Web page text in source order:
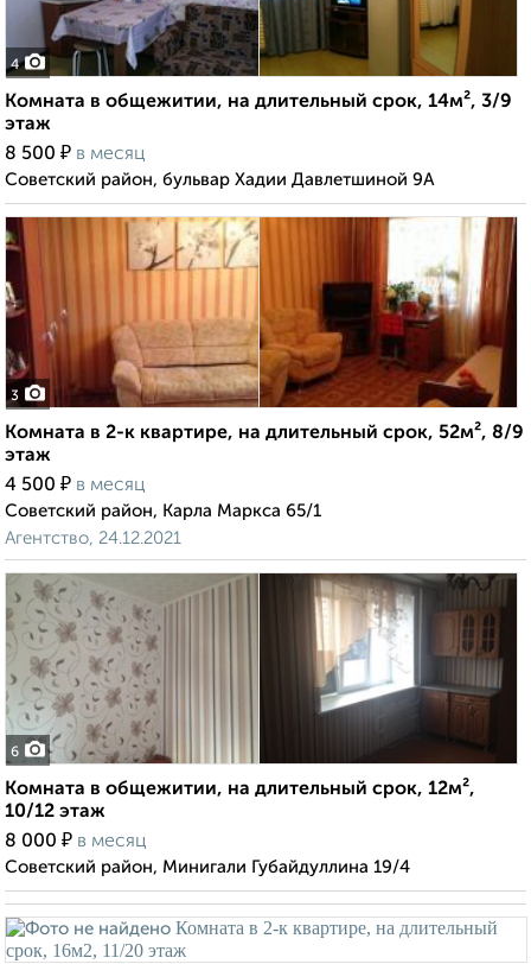
4
Комната в общежитии, на длительный срок, 14м², 3/9
этаж
8 500 ₽ в месяц
Советский район, бульвар Хадии Давлетшиной 9А
3
Комната в 2-к квартире, на длительный срок, 52м², 8/9
этаж
4 500 ₽ в месяц
Советский район, Карла Маркса 65/1
Агентство, 24.12.2021
6
Комната в общежитии, на длительный срок, 12м²,
10/12 этаж
8 000 ₽ в месяц
Советский район, Минигали Губайдуллина 19/4